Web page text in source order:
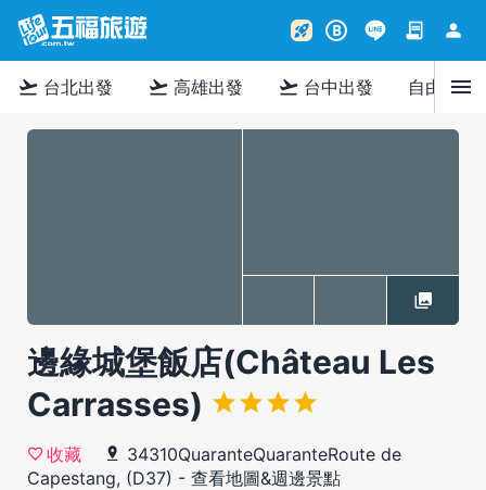
rocket_launch B contract person
flight_takeoff 台北出發 flight_takeoff 高雄出發 flight_takeoff 台中出發 自由行menu
邊緣城堡飯店(Château Les
Carrasses)
收藏
34310QuaranteQuaranteRoute de
Capestang, (D37) - 查看地圖&週邊景點